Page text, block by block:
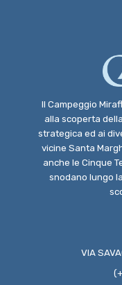
Il Campeggio
alla scoperta
strategica ed ai
vicine Santa
anche le Cinque
snodano lungo
VIA